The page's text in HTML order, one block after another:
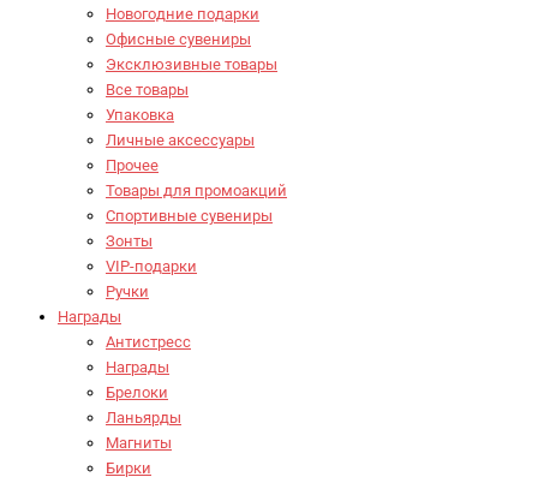
Новогодние подарки
Офисные сувениры
Эксклюзивные товары
Все товары
Упаковка
Личные аксессуары
Прочее
Товары для промоакций
Спортивные сувениры
Зонты
VIP-подарки
Ручки
Награды
Антистресс
Награды
Брелоки
Ланьярды
Магниты
Бирки